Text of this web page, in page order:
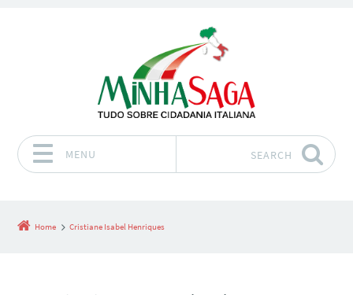
MENU SEARCH
Home Cristiane Isabel Henriques